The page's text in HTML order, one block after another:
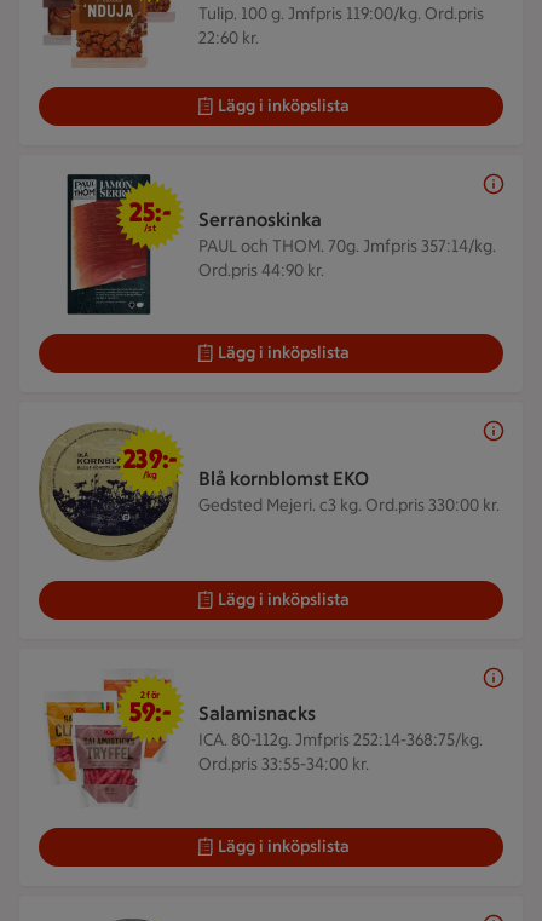
Tulip. 100 g. Jmfpris 119:00/kg. Ord.pris
22:60 kr.
Lägg i inköpslista
Serranoskinka
PAUL och THOM. 70g. Jmfpris 357:14/kg.
Ord.pris 44:90 kr.
25 kr/st
25:-
/st
Lägg i inköpslista
Blå kornblomst EKO
Gedsted Mejeri. c3 kg. Ord.pris 330:00 kr.
239 kr/kg
239:-
/kg
Lägg i inköpslista
Salamisnacks
ICA. 80-112g. Jmfpris 252:14-368:75/kg.
Ord.pris 33:55-34:00 kr.
2 för 59 kr
2 för
59:-
Lägg i inköpslista